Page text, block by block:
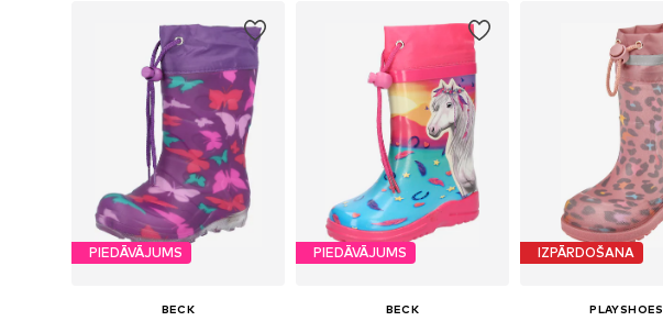
PIEDĀVĀJUMS
BECK
PIEDĀVĀJUMS
BECK
IZPĀRDOŠANA
PLAYSHOES